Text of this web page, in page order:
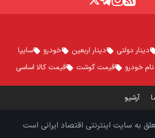
دینار دولتی دینار اربعین خودرو
سایپا
خودرو قیمت گوشت قیمت کالا اساسی
آرشیو
به سایت اینترنتی اقتصاد ایرانی است